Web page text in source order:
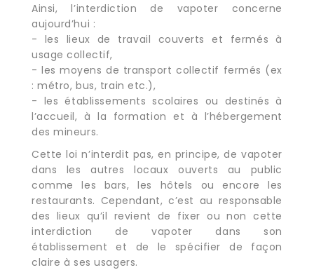
Ainsi, l’interdiction de vapoter concerne
aujourd’hui :
- les lieux de travail couverts et fermés à
usage collectif,
- les moyens de transport collectif fermés (ex
: métro, bus, train etc.),
- les établissements scolaires ou destinés à
l’accueil, à la formation et à l’hébergement
des mineurs.
Cette loi n’interdit pas, en principe, de vapoter
dans les autres locaux ouverts au public
comme les bars, les hôtels ou encore les
restaurants. Cependant, c’est au responsable
des lieux qu’il revient de fixer ou non cette
interdiction de vapoter dans son
établissement et de le spécifier de façon
claire à ses usagers.